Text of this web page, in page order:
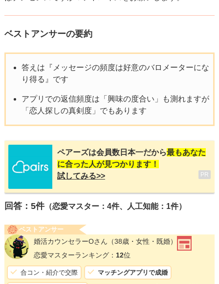
ベストアンサーの要約
答えは『メッセージの頻度は好意のバロメーターにな
り得る』です
アプリでの返信頻度は「興味の度合い」も測れますが
「恋人探しの真剣度」でもあります
ペアーズは会員数日本一だから最もあなた
に合った人が見つかります！
試してみる>>
PR
回答： 5件（恋愛マスター：4件、人工知能：1件）
ベストアンサー
婚活カウンセラーOさん （38歳・女性・既婚）
恋愛マスターランキング： 12位
合コン・紹介で交際 マッチングアプリで成婚